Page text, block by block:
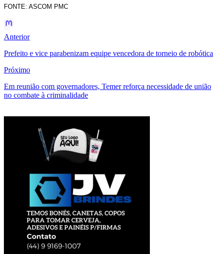
FONTE: ASCOM PMC
Anterior
Prefeito e vice parabenizam equipe vencedora de torneio de robótica
Próximo
Em reunião com governadores, Temer reforça necessidade de união
no combate à criminalidade